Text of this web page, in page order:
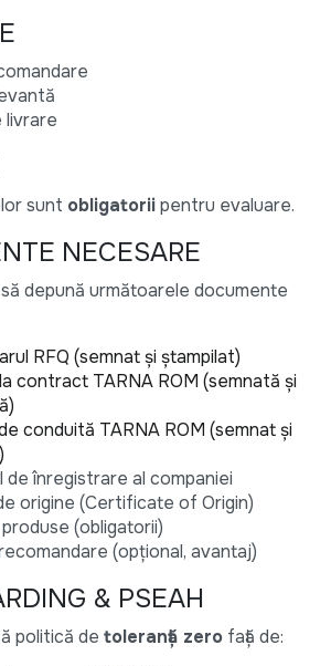
livrare
sunt obligatoriipentru evaluare.
NECESARE
depună următoarele documente
RFQ (semnat și ștampilat)
contract TARNA ROM (semnată și
conduită TARNA ROM (semnat și
înregistrare al companiei
origine (Certificate of Origin)
(obligatorii)
(opțional, avantaj)
& PSEAH
politică de toleranță zero față de: